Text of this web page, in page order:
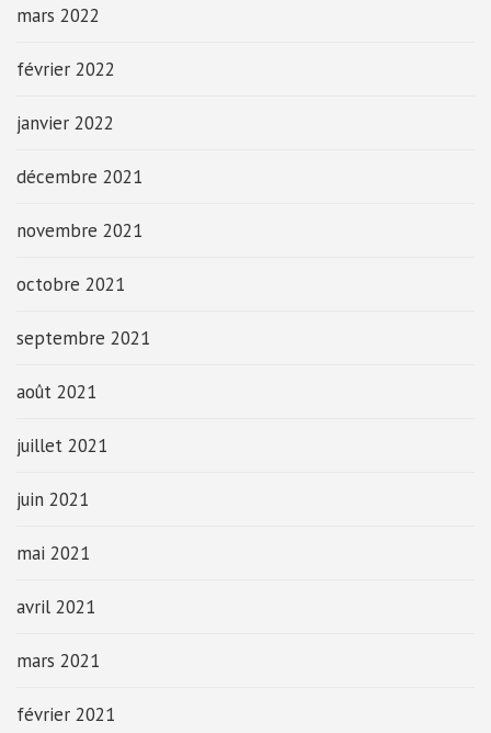
mars 2022
février 2022
janvier 2022
décembre 2021
novembre 2021
octobre 2021
septembre 2021
août 2021
juillet 2021
juin 2021
mai 2021
avril 2021
mars 2021
février 2021